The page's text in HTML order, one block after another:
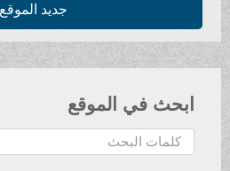
الموقع